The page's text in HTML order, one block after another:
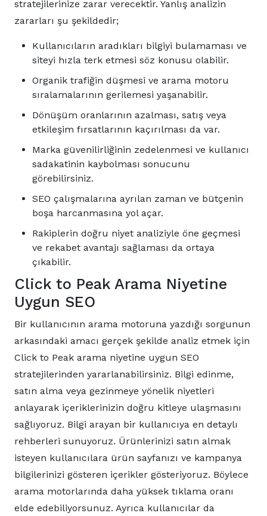
stratejilerinize zarar verecektir. Yanlış analizin
zararları şu şekildedir;
Kullanıcıların aradıkları bilgiyi bulamaması ve
siteyi hızla terk etmesi söz konusu olabilir.
Organik trafiğin düşmesi ve arama motoru
sıralamalarının gerilemesi yaşanabilir.
Dönüşüm oranlarının azalması, satış veya
etkileşim fırsatlarının kaçırılması da var.
Marka güvenilirliğinin zedelenmesi ve kullanıcı
sadakatinin kaybolması sonucunu
görebilirsiniz.
SEO çalışmalarına ayrılan zaman ve bütçenin
boşa harcanmasına yol açar.
Rakiplerin doğru niyet analiziyle öne geçmesi
ve rekabet avantajı sağlaması da ortaya
çıkabilir.
Click to Peak Arama Niyetine
Uygun SEO
Bir kullanıcının arama motoruna yazdığı sorgunun
arkasındaki amacı gerçek şekilde analiz etmek için
Click to Peak arama niyetine uygun SEO
stratejilerinden yararlanabilirsiniz. Bilgi edinme,
satın alma veya gezinmeye yönelik niyetleri
anlayarak içeriklerinizin doğru kitleye ulaşmasını
sağlıyoruz. Bilgi arayan bir kullanıcıya en detaylı
rehberleri sunuyoruz. Ürünlerinizi satın almak
isteyen kullanıcılara ürün sayfanızı ve kampanya
bilgilerinizi gösteren içerikler gösteriyoruz. Böylece
arama motorlarında daha yüksek tıklama oranı
elde edebiliyorsunuz. Ayrıca kullanıcılar da